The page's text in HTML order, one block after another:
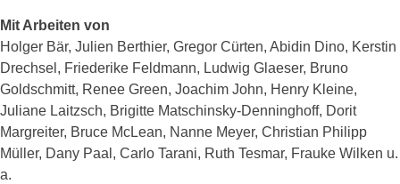
Mit Arbeiten von
Holger Bär, Julien Berthier, Gregor Cürten, Abidin Dino, Kerstin
Drechsel, Friederike Feldmann, Ludwig Glaeser, Bruno
Goldschmitt, Renee Green, Joachim John, Henry Kleine,
Juliane Laitzsch, Brigitte Matschinsky-Denninghoff, Dorit
Margreiter, Bruce McLean, Nanne Meyer, Christian Philipp
Müller, Dany Paal, Carlo Tarani, Ruth Tesmar, Frauke Wilken u.
a.